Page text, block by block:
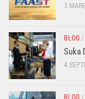
3
BLOG /
Suka
4